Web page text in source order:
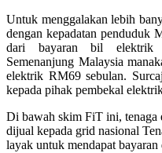
Untuk menggalakan lebih
dengan kepadatan penduduk
dari bayaran bil elektrik
Semenanjung Malaysia
elektrik RM69 sebulan.
kepada pihak pembekal
Di bawah skim FiT ini, tenaga
dijual kepada grid nasional
layak untuk mendapat bayaran